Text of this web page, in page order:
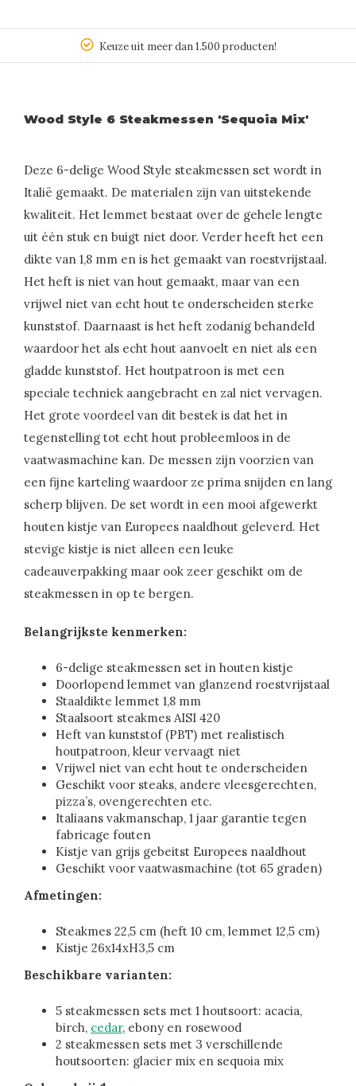
Keuze uit meer dan 1.500 producten!
Wood Style 6 Steakmessen 'Sequoia Mix'
Deze 6-delige Wood Style steakmessen set wordt in
Italië gemaakt. De materialen zijn van uitstekende
kwaliteit. Het lemmet bestaat over de gehele lengte
uit één stuk en buigt niet door. Verder heeft het een
dikte van 1,8 mm en is het gemaakt van roestvrijstaal.
Het heft is niet van hout gemaakt, maar van een
vrijwel niet van echt hout te onderscheiden sterke
kunststof. Daarnaast is het heft zodanig behandeld
waardoor het als echt hout aanvoelt en niet als een
gladde kunststof. Het houtpatroon is met een
speciale techniek aangebracht en zal niet vervagen.
Het grote voordeel van dit bestek is dat het in
tegenstelling tot echt hout probleemloos in de
vaatwasmachine kan. De messen zijn voorzien van
een fijne karteling waardoor ze prima snijden en lang
scherp blijven. De set wordt in een mooi afgewerkt
houten kistje van Europees naaldhout geleverd. Het
stevige kistje is niet alleen een leuke
cadeauverpakking maar ook zeer geschikt om de
steakmessen in op te bergen.
Belangrijkste kenmerken:
6-delige steakmessen set in houten kistje
Doorlopend lemmet van glanzend roestvrijstaal
Staaldikte lemmet 1,8 mm
Staalsoort steakmes AISI 420
Heft van kunststof (PBT) met realistisch
houtpatroon, kleur vervaagt niet
Vrijwel niet van echt hout te onderscheiden
Geschikt voor steaks, andere vleesgerechten,
pizza’s, ovengerechten etc.
Italiaans vakmanschap, 1 jaar garantie tegen
fabricage fouten
Kistje van grijs gebeitst Europees naaldhout
Geschikt voor vaatwasmachine (tot 65 graden)
Afmetingen:
Steakmes 22,5 cm (heft 10 cm, lemmet 12,5 cm)
Kistje 26x14xH3,5 cm
Beschikbare varianten:
5 steakmessen sets met 1 houtsoort: acacia,
birch, cedar, ebony en rosewood
2 steakmessen sets met 3 verschillende
houtsoorten: glacier mix en sequoia mix